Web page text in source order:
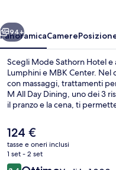
Avanti
94+
PanoramicaCamere
Scegli Mode Sathorn Hotel e
Lumphini e MBK Center.
con massaggi, trattamenti
M All Day Dining, uno dei 3
il pranzo e la cena, ti
dotazioni: una piscina
palestra aperta giorno e
personale gentile della
per spostarsi con i mezzi
Il
prezzo
attuale
è
124 €
tasse e oneri inclusi
1 set - 2 set